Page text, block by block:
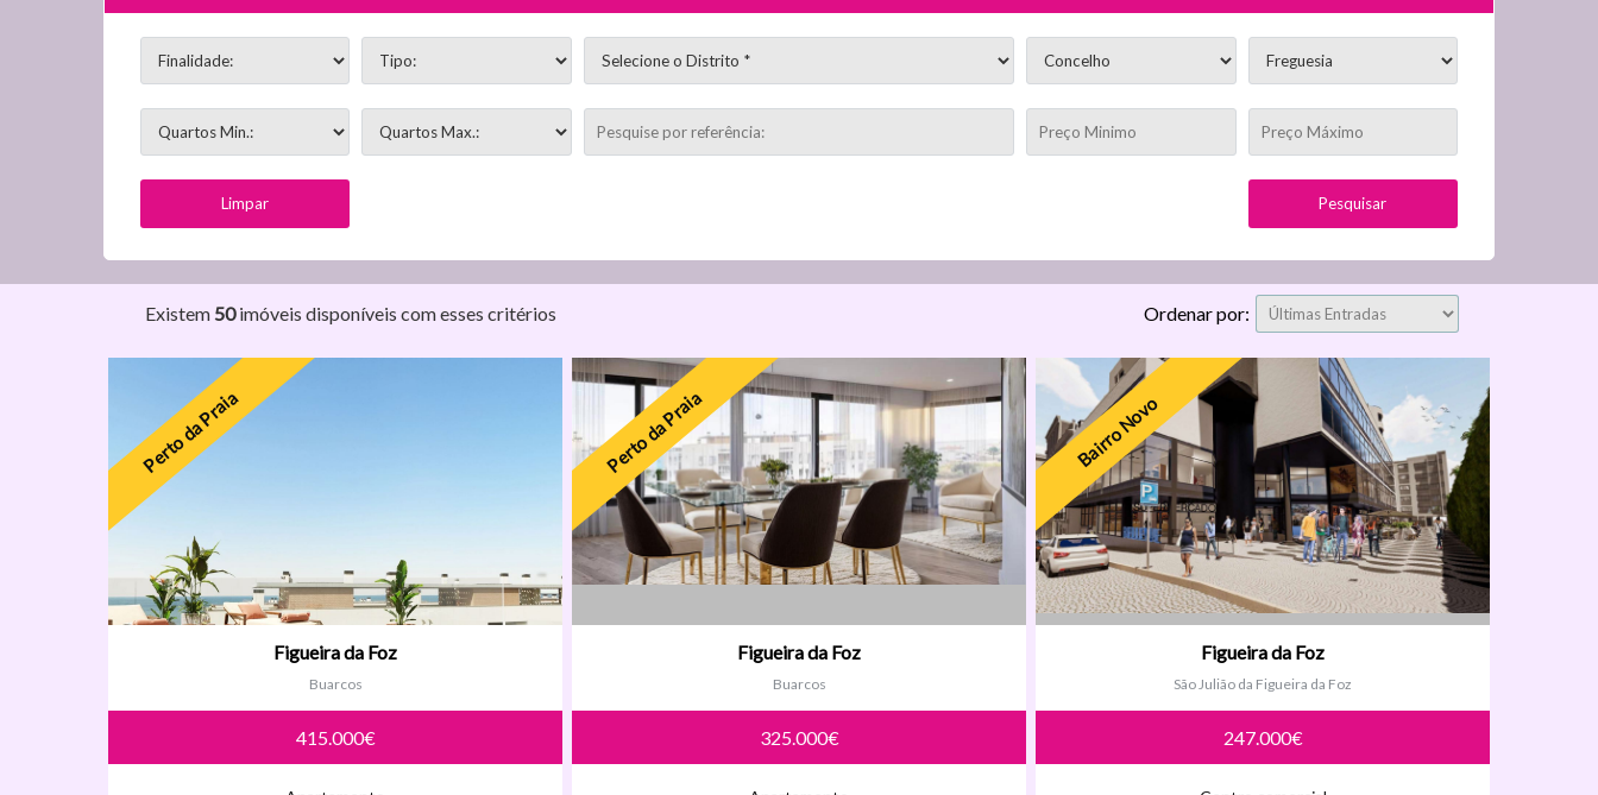
Existem 50imóveis disponíveis com esses critérios Ordenar por:
Perto da Praia
Figueira da Foz
Buarcos
415.000€
Perto da Praia
Figueira da Foz
Buarcos
325.000€
Bairro Novo
Figueira da Foz
São Julião da Figueira da Foz
247.000€